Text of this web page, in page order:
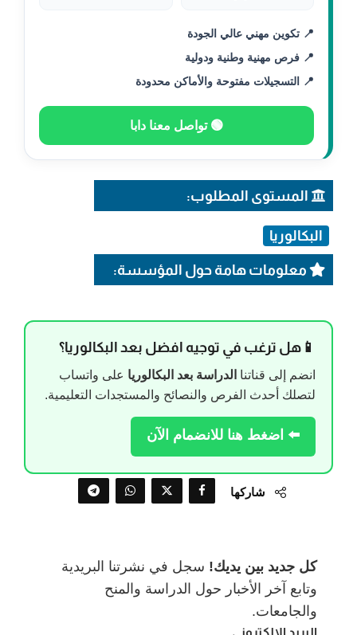
📍 تكوين مهني عالي الجودة
📍 فرص مهنية وطنية ودولية
📍 التسجيلات مفتوحة والأماكن محدودة
🟢 تواصل معنا دابا
المستوى المطلوب:
البكالوريا
معلومات هامة حول المؤسسة:
📱هل ترغب في توجيه افضل بعد البكالوريا؟
انضم إلى قناتنا الدراسة بعد البكالوريا على واتساب
لتصلك أحدث الفرص والنصائح والمستجدات التعليمية.
⬅️ اضغط هنا للانضمام الآن
شاركها
كل جديد بين يديك! سجل في نشرتنا البريدية
وتابع آخر الأخبار حول الدراسة والمنح
والجامعات.
البريد الالكتروني